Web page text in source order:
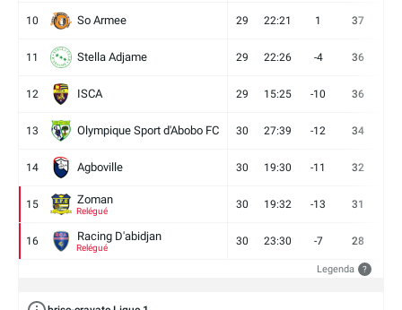
10 So Armee 29 22:21 1 37
11 Stella Adjame 29 22:26 -4 36
12 ISCA 29 15:25 -10 36
13 Olympique Sport d'Abobo FC 30 27:39 -12 34
14 Agboville 30 19:30 -11 32
15 Zoman
Relégué
30 19:32 -13 31
16 Racing D'abidjan
Relégué
30 23:30 -7 28
Legenda ?